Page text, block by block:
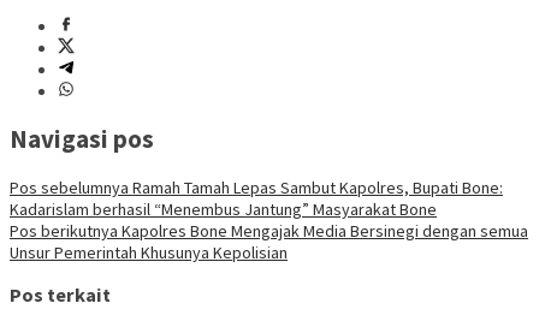
Navigasi pos
Pos sebelumnya Ramah Tamah Lepas Sambut Kapolres, Bupati Bone:
Kadarislam berhasil “Menembus Jantung” Masyarakat Bone
Pos berikutnya Kapolres Bone Mengajak Media Bersinegi dengan semua
Unsur Pemerintah Khusunya Kepolisian
Pos terkait